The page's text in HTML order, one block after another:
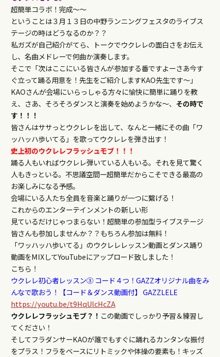
超簡単コラボ！完成～～
ということは３月１３日の中野ランニングフェスタのライブス
テージの時はどうなるのか？？
私ガズが自己紹介がてら、トークでウクレレの面白さをお伝え
し、名曲メドレーで何曲か演奏します。
そこで「次はここにいる皆さんが参加する番ですよーさあ今す
ぐ立って踊る用意を！先生をご紹介しますKAO先生です～」
KAOさんが会場にいらっしゃる方々に愉快に簡単に踊りを教
え、さあ、そろそろダンスと演奏を始めようかな～、 その時で
す！！！
皆さんはササっとウクレレを出して、なんと一緒にその曲「ワ
ッハッハ歩いてる」を歌ってウクレレを弾き出す！
史上初のウクレレフラッシュモブ！！！
踊る人もいればウクレレ弾いている人もいる。それを見て驚く
人もきっといる。不思議空間ー超簡単だからこそできる最高の
お楽しみになる予感。
会場にいる人たち全員を音楽と踊りが一つに繋げる！
これからのエンターテインメントの新しい形
見ているだけじゃつまらない！超簡単の参加型ライブステージ
皆さんも参加しませんか？？もちろん参加は無料！
「ワッハッハ歩いてる」のウクレレレッスン動画とダンス踊り
動画をMIXしてYouTubeにアップロード致しました！
こちら！
ウクレレ初心者レッスン③ コード４つ！GAZZオリジナル曲をみ
んなで歌おう！【コード＆ダンス動画付】 GAZZLELE
https://youtu.be/t9HqUlcHcZA
ウクレレフラッシュモブ？！ この動画でしっかり予習＆練習し
てください！
そしてフラダンサーKAOが誰でもすぐに踊れるカンタンな振付
をプラス！フラをベースにリトミックや体操の要素も！キッズ